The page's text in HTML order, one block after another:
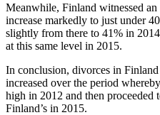
Meanwhile, Finland witnessed
increase markedly to just under
slightly from there to 41% in
at this same level in 2015.
In conclusion, divorces in
increased over the period
high in 2012 and then proceeded
Finland’s in 2015.